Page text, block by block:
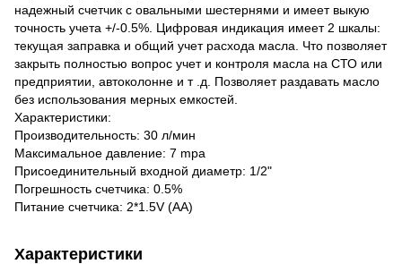
надежный счетчик с овальными шестернями и имеет выкую
точность учета +/-0.5%. Цифровая индикация имеет 2 шкалы:
текущая заправка и общий учет расхода масла. Что позволяет
закрыть полностью вопрос учет и контроля масла на СТО или
предприятии, автоколонне и т .д. Позволяет раздавать масло
без использования мерных емкостей.
Характеристики:
Производительность: 30 л/мин
Максимальное давление: 7 mpa
Присоединительный входной диаметр: 1/2"
Погрешность счетчика: 0.5%
Питание счетчика: 2*1.5V (AA)
Характеристики